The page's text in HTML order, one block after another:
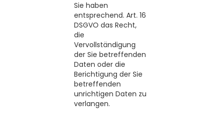
Sie haben
entsprechend. Art. 16
DSGVO das Recht,
die
Vervollständigung
der Sie betreffenden
Daten oder die
Berichtigung der Sie
betreffenden
unrichtigen Daten zu
verlangen.